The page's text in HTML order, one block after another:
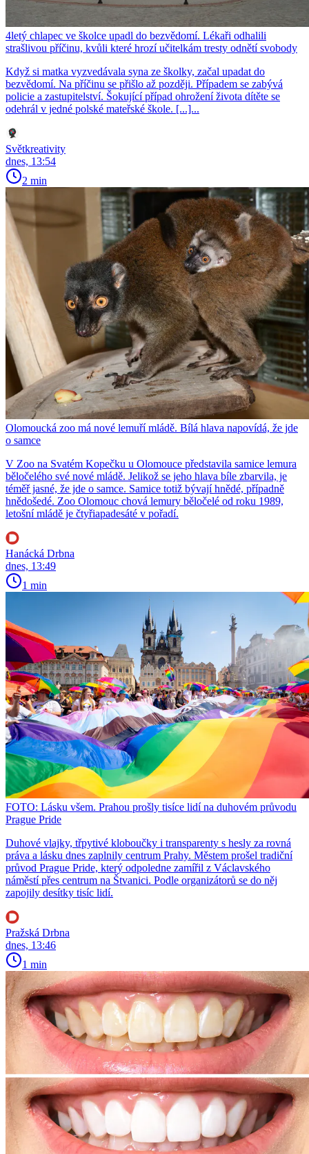
4letý chlapec ve školce upadl do bezvědomí. Lékaři odhalili
strašlivou příčinu, kvůli které hrozí učitelkám tresty odnětí svobody
Když si matka vyzvedávala syna ze školky, začal upadat do
bezvědomí. Na příčinu se přišlo až později. Případem se zabývá
policie a zastupitelství. Šokující případ ohrožení života dítěte se
odehrál v jedné polské mateřské škole. [...]...
Světkreativity
dnes, 13:54
2 min
Olomoucká zoo má nové lemuří mládě. Bílá hlava napovídá, že jde
o samce
V Zoo na Svatém Kopečku u Olomouce představila samice lemura
běločelého své nové mládě. Jelikož se jeho hlava bíle zbarvila, je
téměř jasné, že jde o samce. Samice totiž bývají hnědé, případně
hnědošedé. Zoo Olomouc chová lemury běločelé od roku 1989,
letošní mládě je čtyřiapadesáté v pořadí.
Hanácká Drbna
dnes, 13:49
1 min
FOTO: Lásku všem. Prahou prošly tisíce lidí na duhovém průvodu
Prague Pride
Duhové vlajky, třpytivé kloboučky i transparenty s hesly za rovná
práva a lásku dnes zaplnily centrum Prahy. Městem prošel tradiční
průvod Prague Pride, který odpoledne zamířil z Václavského
náměstí přes centrum na Štvanici. Podle organizátorů se do něj
zapojily desítky tisíc lidí.
Pražská Drbna
dnes, 13:46
1 min